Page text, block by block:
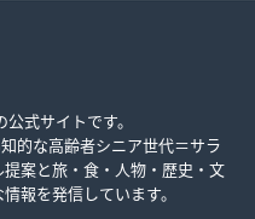
式サイトです。
的な高齢者シニア世代＝サラ
案と旅・食・人物・歴史・文
報を発信しています。